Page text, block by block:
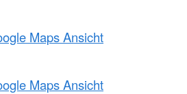
Maps Ansicht
Maps Ansicht